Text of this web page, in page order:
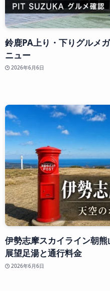
鈴鹿PA上り・下りグルメ
ニュー
2026年6月6日
伊勢志摩スカイライン朝
展望足湯と通行料金
2026年6月6日